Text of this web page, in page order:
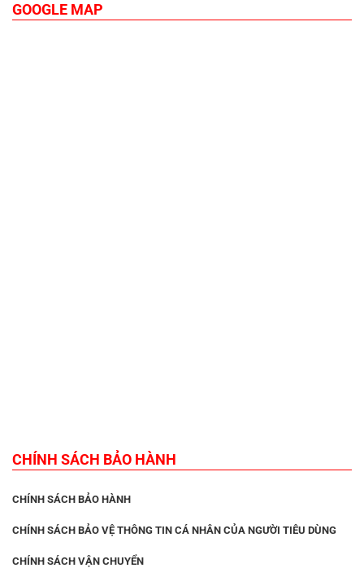
GOOGLE MAP
CHÍNH SÁCH BẢO HÀNH
CHÍNH SÁCH BẢO HÀNH
CHÍNH SÁCH BẢO VỆ THÔNG TIN CÁ NHÂN CỦA NGƯỜI TIÊU DÙNG
CHÍNH SÁCH VẬN CHUYỂN